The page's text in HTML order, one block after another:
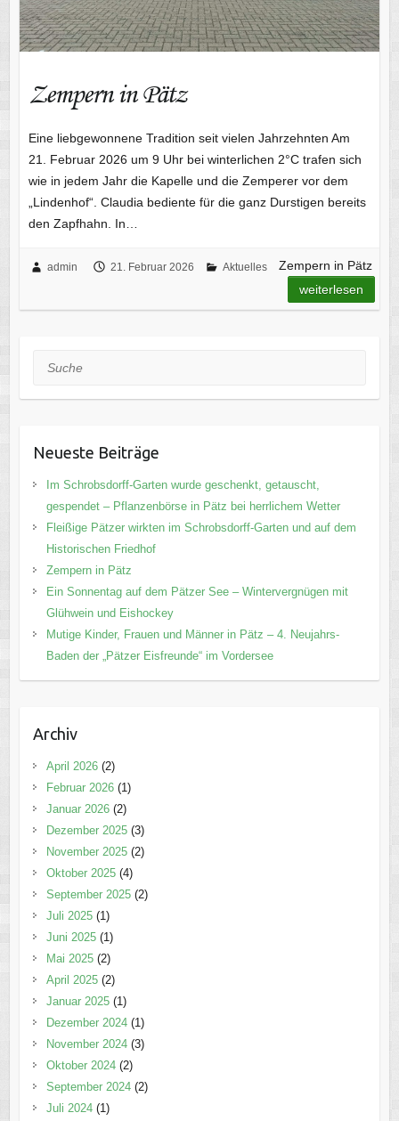
Zempern in Pätz
Eine liebgewonnene Tradition seit vielen Jahrzehnten Am
21. Februar 2026 um 9 Uhr bei winterlichen 2°C trafen sich
wie in jedem Jahr die Kapelle und die Zemperer vor dem
„Lindenhof“. Claudia bediente für die ganz Durstigen bereits
den Zapfhahn. In…
admin 21. Februar 2026 Aktuelles
Zempern in Pätz
weiterlesen
Suche
Neueste Beiträge
Im Schrobsdorff-Garten wurde geschenkt, getauscht,
gespendet – Pflanzenbörse in Pätz bei herrlichem Wetter
Fleißige Pätzer wirkten im Schrobsdorff-Garten und auf dem
Historischen Friedhof
Zempern in Pätz
Ein Sonnentag auf dem Pätzer See – Wintervergnügen mit
Glühwein und Eishockey
Mutige Kinder, Frauen und Männer in Pätz – 4. Neujahrs-
Baden der „Pätzer Eisfreunde“ im Vordersee
Archiv
April 2026(2)
Februar 2026(1)
Januar 2026(2)
Dezember 2025(3)
November 2025(2)
Oktober 2025(4)
September 2025(2)
Juli 2025(1)
Juni 2025(1)
Mai 2025(2)
April 2025(2)
Januar 2025(1)
Dezember 2024(1)
November 2024(3)
Oktober 2024(2)
September 2024(2)
Juli 2024(1)